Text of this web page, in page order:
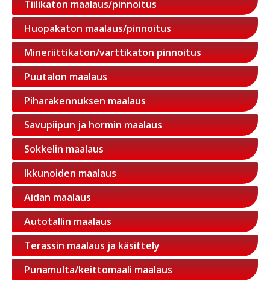
Tiilikaton maalaus/pinnoitus
Huopakaton maalaus/pinnoitus
Mineriittikaton/varttikaton pinnoitus
Puutalon maalaus
Piharakennuksen maalaus
Savupiipun ja hormin maalaus
Sokkelin maalaus
Ikkunoiden maalaus
Aidan maalaus
Autotallin maalaus
Terassin maalaus ja käsittely
Punamulta/keittomaali maalaus